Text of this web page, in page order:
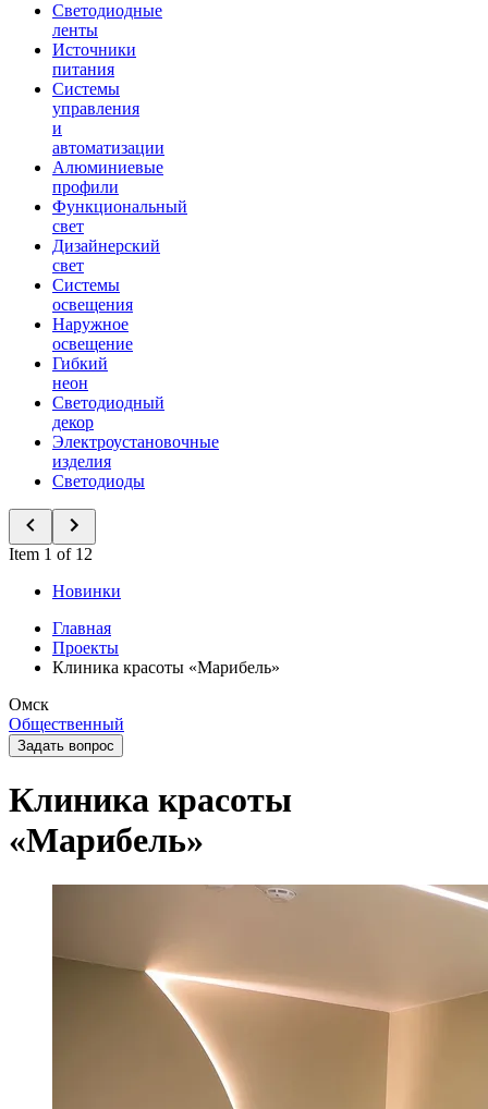
Светодиодные
ленты
Источники
питания
Системы
управления
и
автоматизации
Алюминиевые
профили
Функциональный
свет
Дизайнерский
свет
Системы
освещения
Наружное
освещение
Гибкий
неон
Светодиодный
декор
Электроустановочные
изделия
Светодиоды
Item 1 of 12
Новинки
Главная
Проекты
Клиника красоты «Марибель»
Омск
Общественный
Задать вопрос
Клиника красоты
«Марибель»